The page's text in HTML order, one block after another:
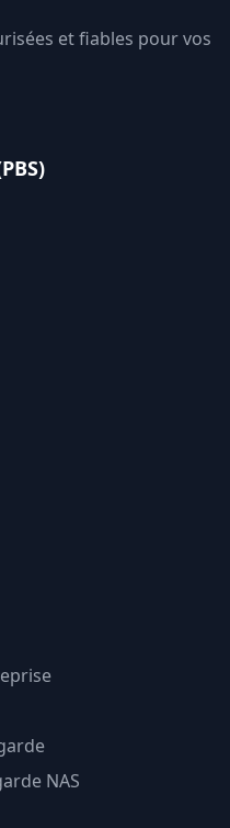
et fiables pour vos
NAS